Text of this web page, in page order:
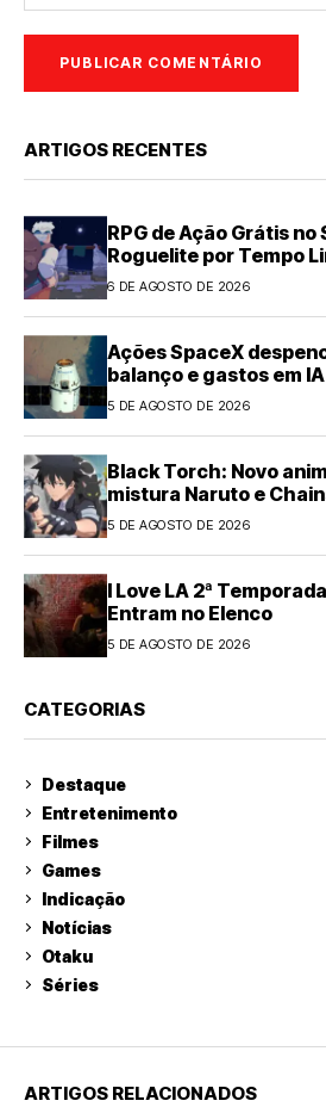
ARTIGOS RECENTES
RPG de Ação Grátis
Roguelite por Tempo
6 DE AGOSTO DE 2026
Ações SpaceX
balanço e gastos em IA
5 DE AGOSTO DE 2026
Black Torch: Novo
mistura Naruto e
5 DE AGOSTO DE 2026
I Love LA 2ª
Entram no Elenco
5 DE AGOSTO DE 2026
CATEGORIAS
Destaque
Entretenimento
Filmes
Games
Indicação
Notícias
Otaku
Séries
ARTIGOS RELACIONADOS